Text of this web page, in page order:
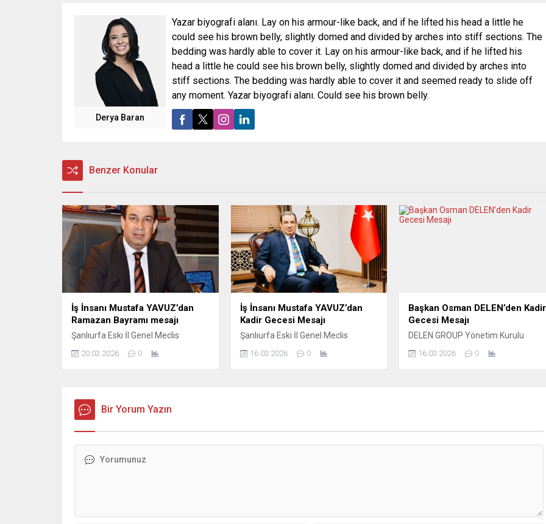
Derya Baran
Yazar biyografi alanı. Lay on his armour-like back, and if he lifted his head a little he
could see his brown belly, slightly domed and divided by arches into stiff sections. The
bedding was hardly able to cover it. Lay on his armour-like back, and if he lifted his
head a little he could see his brown belly, slightly domed and divided by arches into
stiff sections. The bedding was hardly able to cover it and seemed ready to slide off
any moment. Yazar biyografi alanı. Could see his brown belly.
Benzer Konular
İş İnsanı Mustafa YAVUZ’dan
Ramazan Bayramı mesajı
Şanlıurfa Eski İl Genel Meclis
Başkanı ve İş insanı Mustafa YAVUZ
Ramazan Bayramı dolayısıyla
sabır, yardımlaşma ve dayanışma
duygularının güçlendiğini belirterek,
bayramların ise bu güzel değerlerin
müstesna zamanlar olduğunu ifade
20.03.2026 0
İş İnsanı Mustafa YAVUZ’dan
Kadir Gecesi Mesajı
Şanlıurfa Eski İl Genel Meclis
Başkanı ve iş insanı Mustafa YAVUZ
Kadir Gecesi dolayısıyla yayımladığı
hayırlı olduğu müjdelenen Kadir
16.03.2026 0
Başkan Osman DELEN’den Kadir
Gecesi Mesajı
DELEN GROUP Yönetim Kurulu
Başkanı ve Şanlıurfaspor Asbaşkanı
Osman Delen, mübarek Kadir
gecenin birlik, beraberlik ve
16.03.2026 0
Bir Yorum Yazın